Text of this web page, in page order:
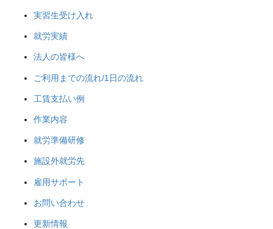
実習生受け入れ
就労実績
法人の皆様へ
ご利用までの流れ/1日の流れ
工賃支払い例
作業内容
就労準備研修
施設外就労先
雇用サポート
お問い合わせ
更新情報